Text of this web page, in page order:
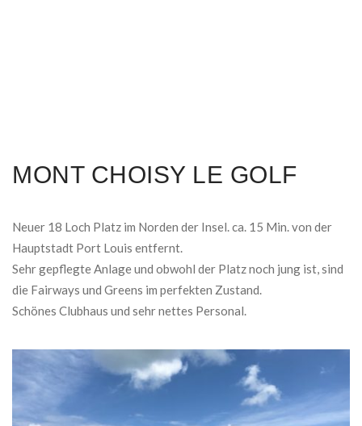
MONT CHOISY LE GOLF
Neuer 18 Loch Platz im Norden der Insel. ca. 15 Min. von der
Hauptstadt Port Louis entfernt.
Sehr gepflegte Anlage und obwohl der Platz noch jung ist, sind
die Fairways und Greens im perfekten Zustand.
Schönes Clubhaus und sehr nettes Personal.